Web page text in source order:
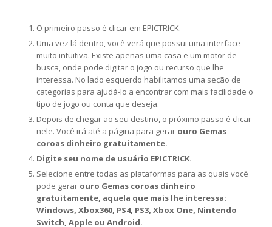
O primeiro passo é clicar em EPICTRICK.
Uma vez lá dentro, você verá que possui uma interface
muito intuitiva. Existe apenas uma casa e um motor de
busca, onde pode digitar o jogo ou recurso que lhe
interessa. No lado esquerdo habilitamos uma seção de
categorias para ajudá-lo a encontrar com mais facilidade o
tipo de jogo ou conta que deseja.
Depois de chegar ao seu destino, o próximo passo é clicar
nele. Você irá até a página para gerar ouro Gemas
coroas dinheiro gratuitamente.
Digite seu nome de usuário EPICTRICK.
Selecione entre todas as plataformas para as quais você
pode gerar ouro Gemas coroas dinheiro
gratuitamente, aquela que mais lhe interessa:
Windows, Xbox360, PS4, PS3, Xbox One, Nintendo
Switch, Apple ou Android.